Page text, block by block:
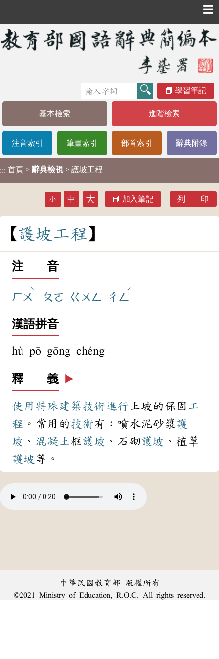
☰
學習筆記
基本檢索 進階檢索
注音索引 筆畫索引 部首索引 辭典附錄
::: 首頁 > 辭典檢視 > 護坡工程
小 中 大 加入筆記 列 印
護坡工程
注 音
ㄏㄨ
ˋ
ㄆㄛ ㄍㄨㄥ ㄔㄥ
ˊ
漢語拼音
hù pō gōng chéng
釋 義 ▶️
使用 特殊建築技術進行土坡的保固 工
程 。常用的技術有：噴水泥砂漿護
坡 、 混凝土框護坡 、石砌護坡 、植草
護坡 等。
中華民國教育部 版權所有
©2021 Ministry of Education, R.O.C. All rights reserved.